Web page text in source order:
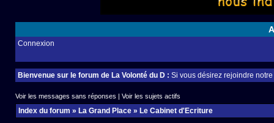
Connexion
Bienvenue sur le forum de La Volonté du D : Si vous désirez rejoindre
Voir les messages sans réponses | Voir les sujets actifs
Index du forum » La Grand Place » Le Cabinet d'Ecriture